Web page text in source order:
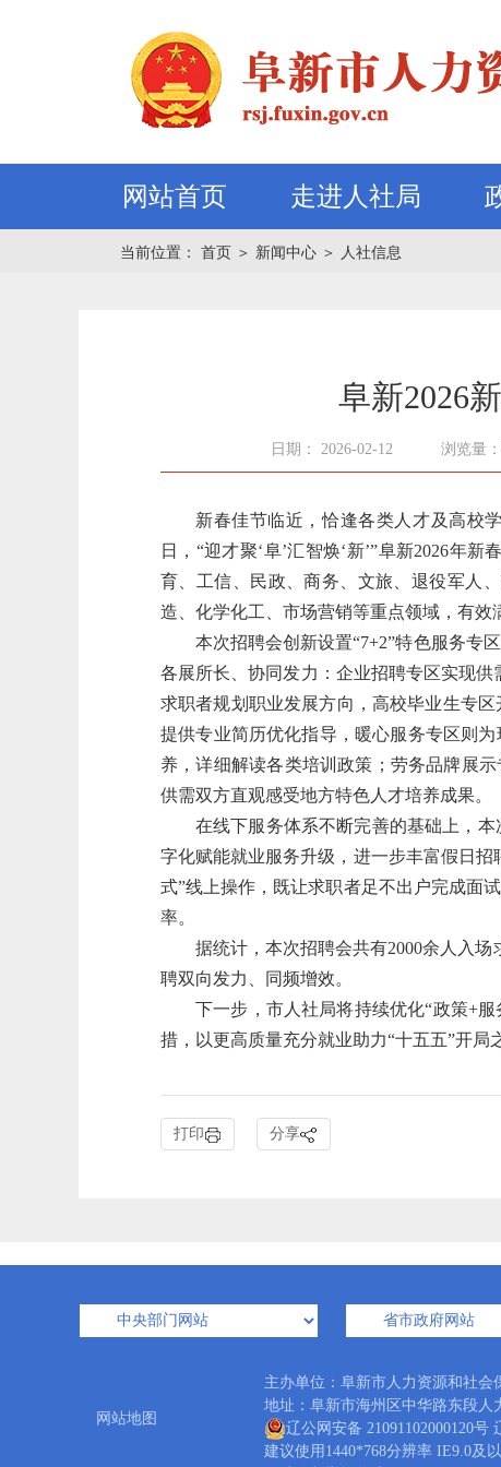
网站首页 走进人社局
当前位置： 首页 ＞ 新闻中心 ＞ 人社信息
阜新2026
日期： 2026-02-12 浏览量
新春佳节临近，恰逢各类人才及高校
日，“迎才聚‘阜’汇智焕‘新’”阜新2026年
育、工信、民政、商务、文旅、退役军人
造、化学化工、市场营销等重点领域，有效
本次招聘会创新设置“7+2”特色服务专
各展所长、协同发力：企业招聘专区实现
求职者规划职业发展方向，高校毕业生专
提供专业简历优化指导，暖心服务专区则
养，详细解读各类培训政策；劳务品牌展
供需双方直观感受地方特色人才培养成果。
在线下服务体系不断完善的基础上，
字化赋能就业服务升级，进一步丰富假日
式”线上操作，既让求职者足不出户完成面
率。
据统计，本次招聘会共有2000余人入
聘双向发力、同频增效。
下一步，市人社局将持续优化“政策+
措，以更高质量充分就业助力“十五五”开局
打印 分享
网站地图
主办单位：阜新市人力资源和社
地址：阜新市海州区中华路东段
辽公网安备 21091102000120号
建议使用1440*768分辨率 IE9.0及